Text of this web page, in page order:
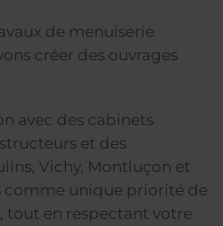
de menuiserie
créer des ouvrages
avec des cabinets
et des
Vichy, Montluçon et
comme unique priorité de
tout en respectant votre